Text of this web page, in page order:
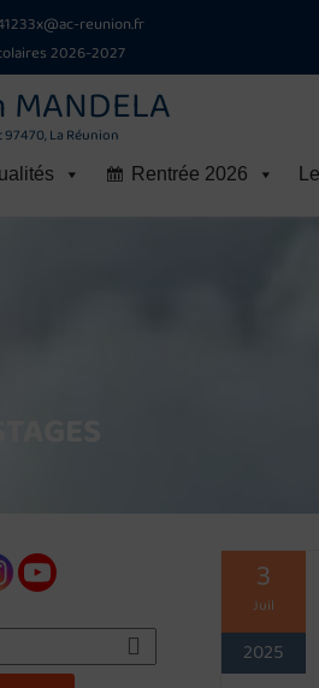
reunion.fr
2026-2027
La Réunion
Rentrée 2026
3
Juil
2025